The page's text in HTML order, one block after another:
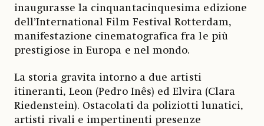
inaugurasse la cinquantacinquesima edizione
dell’International Film Festival Rotterdam,
manifestazione cinematografica fra le più
prestigiose in Europa e nel mondo.
La storia gravita intorno a due artisti
itineranti, Leon (Pedro Inês) ed Elvira (Clara
Riedenstein). Ostacolati da poliziotti lunatici,
artisti rivali e impertinenti presenze